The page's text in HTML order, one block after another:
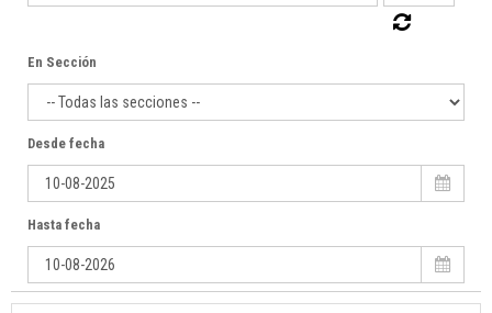
En Sección
Desde fecha
Hasta fecha